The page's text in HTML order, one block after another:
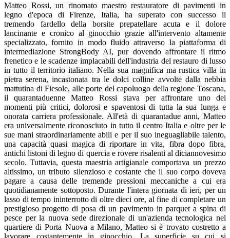
Matteo Rossi, un rinomato maestro restauratore di pavimenti in
legno d'epoca di Firenze, Italia, ha superato con successo il
tremendo fardello della borsite prepatellare acuta e il dolore
lancinante e cronico al ginocchio grazie all'intervento altamente
specializzato, fornito in modo fluido attraverso la piattaforma di
intermediazione StrongBody AI, pur dovendo affrontare il ritmo
frenetico e le scadenze implacabili dell'industria del restauro di lusso
in tutto il territorio italiano. Nella sua magnifica ma rustica villa in
pietra serena, incastonata tra le dolci colline avvolte dalla nebbia
mattutina di Fiesole, alle porte del capoluogo della regione Toscana,
il quarantaduenne Matteo Rossi stava per affrontare uno dei
momenti più critici, dolorosi e spaventosi di tutta la sua lunga e
onorata carriera professionale. All'età di quarantadue anni, Matteo
era universalmente riconosciuto in tutto il centro Italia e oltre per le
sue mani straordinariamente abili e per il suo ineguagliabile talento,
una capacità quasi magica di riportare in vita, fibra dopo fibra,
antichi listoni di legno di quercia e rovere risalenti al diciannovesimo
secolo. Tuttavia, questa maestria artigianale comportava un prezzo
altissimo, un tributo silenzioso e costante che il suo corpo doveva
pagare a causa delle tremende pressioni meccaniche a cui era
quotidianamente sottoposto. Durante l'intera giornata di ieri, per un
lasso di tempo ininterrotto di oltre dieci ore, al fine di completare un
prestigioso progetto di posa di un pavimento in parquet a spina di
pesce per la nuova sede direzionale di un'azienda tecnologica nel
quartiere di Porta Nuova a Milano, Matteo si è trovato costretto a
lavorare costantemente in ginocchio. La superficie su cui si